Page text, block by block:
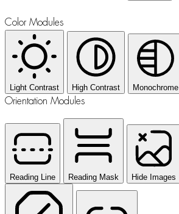
Color Modules
Light Contrast High Contrast Monochrome
Orientation Modules
Reading Line Reading Mask Hide Images